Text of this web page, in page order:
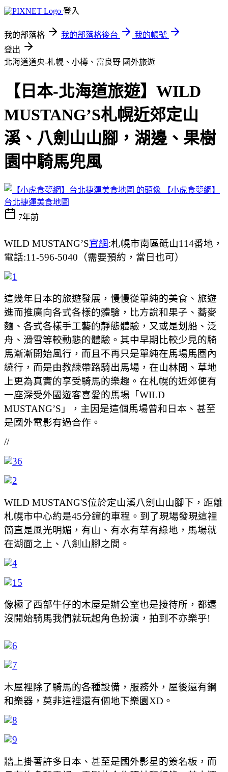
登入
我的部落格 我的部落格後台
我的帳號
登出
北海道道央-札幌、小樽、富良野 國外旅遊
【日本-北海道旅遊】WILD
MUSTANG’S札幌近郊定山
溪、八劍山山腳，湖邊、果樹
園中騎馬兜風
【小虎食夢網】
台北捷運美食地圖
7年前
WILD MUSTANG’S官網:札幌市南區砥山114番地，
電話:11-596-5040（需要預約，當日也可）
這幾年日本的旅遊發展，慢慢從單純的美食、旅遊
進而推廣向各式各樣的體驗，比方說和果子、蕎麥
麵、各式各樣手工藝的靜態體驗，又或是划船、泛
舟、滑雪等較動態的體驗。其中早期比較少見的騎
馬漸漸開始風行，而且不再只是單純在馬場馬圈內
繞行，而是由教練帶路騎出馬場，在山林間、草地
上更為真實的享受騎馬的樂趣。在札幌的近郊便有
一座深受外國遊客喜愛的馬場「WILD
MUSTANG’S」，主因是這個馬場曾和日本、甚至
是國外電影有過合作。
//
WILD MUSTANG'S位於定山溪八劍山山腳下，距離
札幌市中心約是45分鐘的車程。到了現場發現這裡
簡直是風光明媚，有山、有水有草有綠地，馬場就
在湖面之上、八劍山腳之間。
像極了西部牛仔的木屋是辦公室也是接待所，都還
沒開始騎馬我們就玩起角色扮演，拍到不亦樂乎!
木屋裡除了騎馬的各種設備，服務外，屋後還有鋼
和樂器，莫非這裡還有個地下樂園XD。
牆上掛著許多日本、甚至是國外影星的簽名板，而